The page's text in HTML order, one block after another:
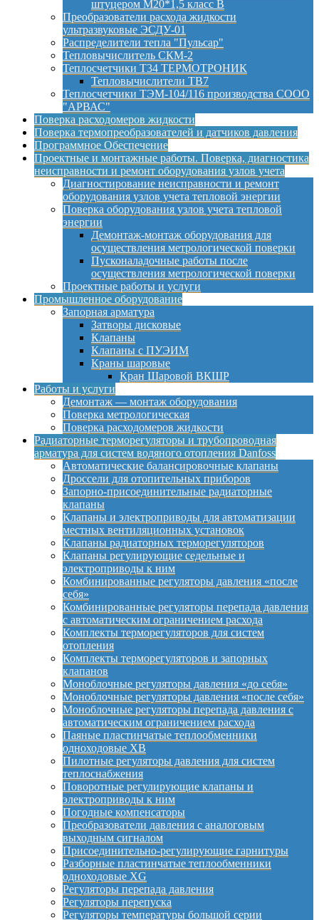
штуцером М20*1,5 класс B
Преобразователи расхода жидкости
ультразвуковые ЭСДУ-01
Распределители тепла "Пульсар"
Тепловычислитель СКМ-2
Теплосчетчики Т34 ТЕРМОТРОНИК
Тепловычислители ТВ7
Теплосчетчики ТЭМ-104/116 производства СООО
"АРВАС"
Поверка расходомеров жидкости
Поверка термопреобразователей и датчиков давления
Программное Обеспечение
Проектные и монтажные работы. Поверка, диагностика
неисправности и ремонт оборудования узлов учета
Диагностирование неисправности и ремонт
оборудования узлов учета тепловой энергии
Поверка оборудования узлов учета тепловой
энергии
Демонтаж-монтаж оборудования для
осуществления метрологической поверки
Пусконаладочные работы после
осуществления метрологической поверки
Проектные работы и услуги
Промышленное оборудование
Запорная арматура
Затворы дисковые
Клапаны
Клапаны с ПУЭИМ
Краны шаровые
Кран Шаровой ВКШР
Работы и услуги
Демонтаж — монтаж оборудования
Поверка метрологическая
Поверка расходомеров жидкости
Радиаторные терморегуляторы и трубопроводная
арматура для систем водяного отопления Danfoss
Автоматические балансировочные клапаны
Дроссели для отопительных приборов
Запорно-присоединительные радиаторные
клапаны
Клапаны и электроприводы для автоматизации
местных вентиляционных установок
Клапаны радиаторных терморегуляторов
Клапаны регулирующие седельные и
электроприводы к ним
Комбинированные регуляторы давления «после
себя»
Комбинированные регуляторы перепада давления
с автоматическим ограничением расхода
Комплекты терморегуляторов для систем
отопления
Комплекты терморегуляторов и запорных
клапанов
Моноблочные регуляторы давления «до себя»
Моноблочные регуляторы давления «после себя»
Моноблочные регуляторы перепада давления с
автоматическим ограничением расхода
Паяные пластинчатые теплообменники
одноходовые XB
Пилотные регуляторы давления для систем
теплоснабжения
Поворотные регулирующие клапаны и
электроприводы к ним
Погодные компенсаторы
Преобразователи давления с аналоговым
выходным сигналом
Присоединительно-регулирующие гарнитуры
Разборные пластинчатые теплообменники
одноходовые XG
Регуляторы перепада давления
Регуляторы перепуска
Регуляторы температуры большой серии